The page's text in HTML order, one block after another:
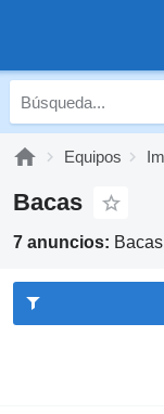
Equipos
Bacas
7 anuncios: